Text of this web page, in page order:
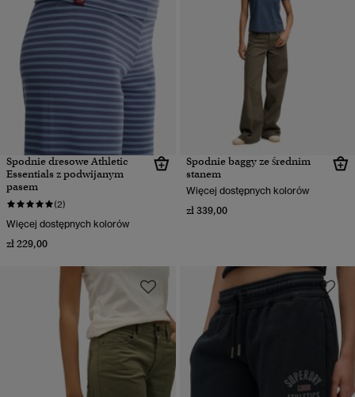
Spodnie dresowe Athletic
Essentials z podwijanym
pasem
(2)
Więcej dostępnych kolorów
zł 229,00
Spodnie baggy ze średnim
stanem
Więcej dostępnych kolorów
zł 339,00